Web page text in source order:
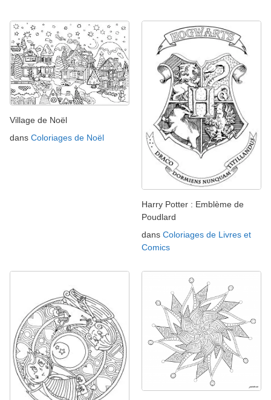
Village de Noël
dans Coloriages de Noël
Harry Potter : Emblème de
Poudlard
dans Coloriages de Livres et
Comics